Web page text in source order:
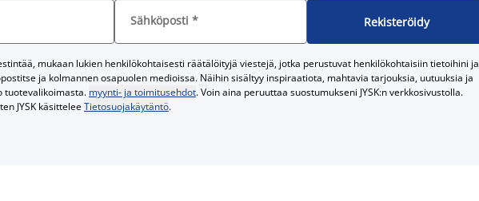
Sähköposti * Rekisteröidy
mukaan lukien henkilökohtaisesti räätälöityjä viestejä, jotka perustuvat henkilökohtaisiin tietoihini ja
ja kolmannen osapuolen medioissa. Näihin sisältyy inspiraatiota, mahtavia tarjouksia, uutuuksia ja
tuotevalikoimasta. myynti- ja toimitusehdot. Voin aina peruuttaa suostumukseni JYSK:n verkkosivustolla.
JYSK käsitteleeTietosuojakäytäntö.